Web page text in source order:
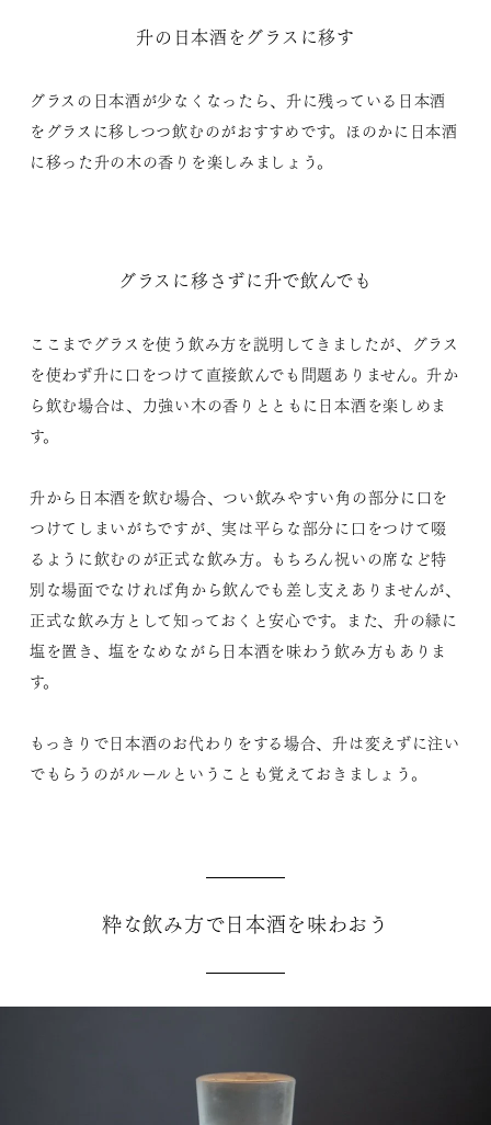
升の日本酒をグラスに移す
グラスの日本酒が少なくなったら、升に残っている日本酒
をグラスに移しつつ飲むのがおすすめです。ほのかに日本酒
に移った升の木の香りを楽しみましょう。
グラスに移さずに升で飲んでも
ここまでグラスを使う飲み方を説明してきましたが、グラス
を使わず升に口をつけて直接飲んでも問題ありません。升か
ら飲む場合は、力強い木の香りとともに日本酒を楽しめま
す。
升から日本酒を飲む場合、つい飲みやすい角の部分に口を
つけてしまいがちですが、実は平らな部分に口をつけて啜
るように飲むのが正式な飲み方。もちろん祝いの席など特
別な場面でなければ角から飲んでも差し支えありませんが、
正式な飲み方として知っておくと安心です。また、升の縁に
塩を置き、塩をなめながら日本酒を味わう飲み方もありま
す。
もっきりで日本酒のお代わりをする場合、升は変えずに注い
でもらうのがルールということも覚えておきましょう。
粋な飲み方で日本酒を味わおう